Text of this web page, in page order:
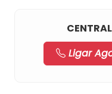
Ligar